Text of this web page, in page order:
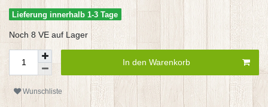
Lieferung innerhalb 1-3 Tage
Noch 8 VE auf Lager
In den Warenkorb
Wunschliste